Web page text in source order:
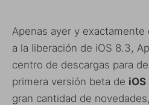
Apenas ayer y
a la liberación de iOS 8.3,
centro de descargas para
primera versión beta de
gran cantidad de